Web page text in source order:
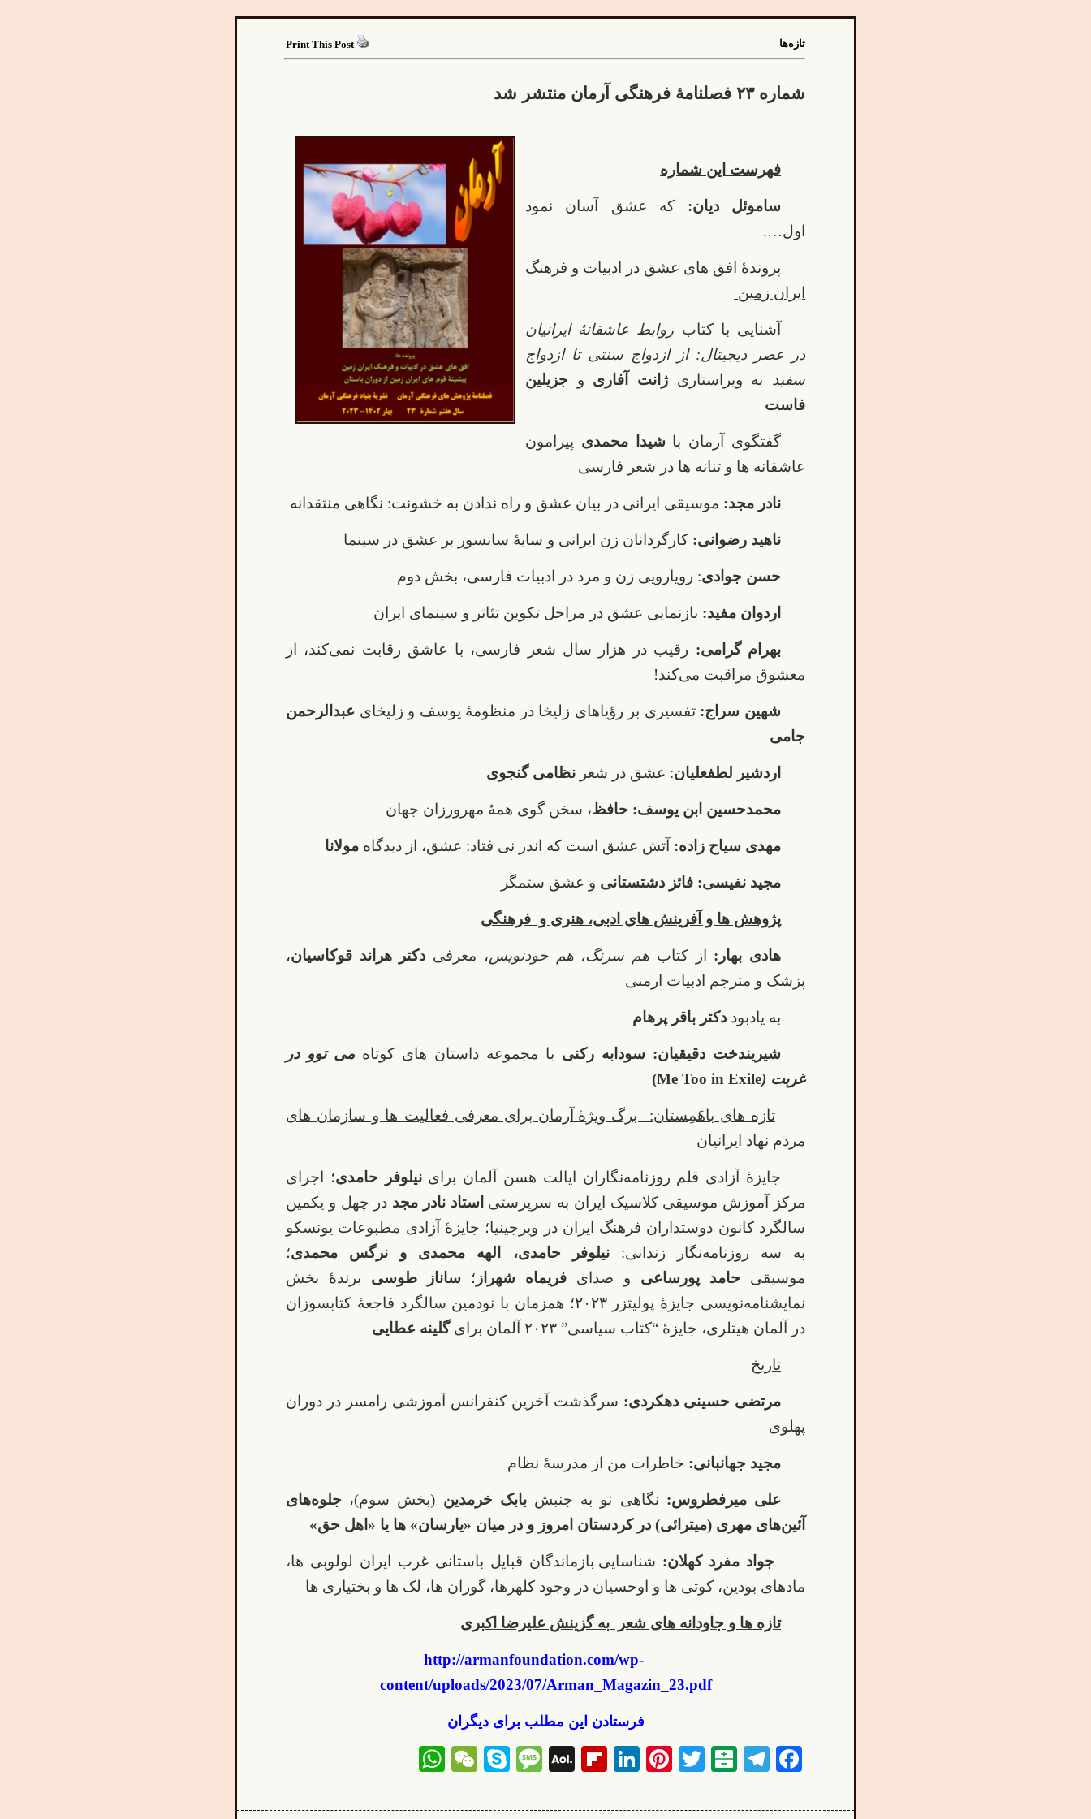
Print This Post تازه‌ها
شماره ۲۳ فصلنامۀ فرهنگی آرمان منتشر شد
فهرست این شماره
ساموئل دیان:
که عشق آسان نمود
اول….
پروندۀ افق های عشق در ادبیات و فرهنگ
ایران زمین
آشنایی با کتاب روابط عاشقانۀ ایرانیان
در عصر دیجیتال: از ازدواج سنتی تا ازدواج
سفید به ویراستاری ژانت آفاری و جزیلین
فاست
گفتگوی آرمان با شیدا محمدی پیرامون
عاشقانه ها و تنانه ها در شعر فارسی
نادر مجد: موسیقی ایرانی در بیان عشق و راه ندادن به خشونت: نگاهی منتقدانه
ناهید رضوانی: کارگردانان زن ایرانی و سایۀ سانسور بر عشق در سینما
حسن جوادی: رویارویی زن و مرد در ادبیات فارسی، بخش دوم
اردوان مفید: بازنمایی عشق در مراحل تکوین تئاتر و سینمای ایران
بهرام گرامی: رقیب در هزار سال شعر فارسی، با عاشق رقابت نمی‌کند، از
معشوق مراقبت می‌کند!
شهین سراج:تفسیری بر رؤیاهای زلیخا در منظومۀ یوسف و زلیخای عبدالرحمن
جامی
اردشیر لطفعلیان: عشق در شعر نظامی گنجوی
محمدحسین ابن یوسف: حافظ، سخن گوی همۀ مهرورزان جهان
مهدی سیاح زاده: آتش عشق است که اندر نی فتاد: عشق، از دیدگاه مولانا
مجید نفیسی: فائز دشتستانی و عشق ستمگر
پژوهش ها و آفرینش های ادبی، هنری و فرهنگی
هادی بهار: از کتاب هم سرنگ، هم خودنویس، معرفی دکتر هراند قوکاسیان،
پزشک و مترجم ادبیات ارمنی
به یادبود دکتر باقر پرهام
شیریندخت دقیقیان: سودابه رکنی با مجموعه داستان های کوتاه می توو در
غربت (Me Too in Exile
)
تازه های باهَمِستان: برگ ویژ ۀ آرمان برای معرفی فعالیت ها و سازمان های
مردم نهاد ایرانیان
جایزۀ آزادی قلم روزنامه‌نگاران ایالت هسن آلمان براینیلوفر حامدی؛ اجرای
مرکز آموزش موسیقی کلاسیک ایران به سرپرستی استاد نادر مجد در چهل و یکمین
سالگرد کانون دوستداران فرهنگ ایران در ویرجینیا؛ جایزۀ آزادی مطبوعات یونسکو
به سه روزنامه‌نگار زندانی:نیلوفر حامدی، الهه محمدی و نرگس محمدی؛
موسیقی حامد پورساعی و صدای فریماه شهراز ؛ ساناز طوسی برندۀ بخش
نمایشنامه‌نویسی جایزۀ پولیتزر ۲۰۲۳؛ همزمان با نودمین سالگرد فاجعۀ کتابسوزان
در آلمان هیتلری، جایزۀ “کتاب سیاسی” ۲۰۲۳ آلمان برای
گلینه عطایی
تاریخ
مرتضی حسینی دهکردی: سرگذشت آخرین کنفرانس آموزشی رامسر در دوران
پهلوی
مجید جهانبانی: خاطرات من از مدرسۀ نظام
علی میرفطروس: نگاهی نو به جنبشبابک خرمدین (بخش سوم)، جلوه‌های
آئین‌های مهری (میترائی) در کردستان امروز و در میان «یارسان»‌ ها یا «اهل حق»
جواد مفرد کهلان: شناسایی بازماندگان قبایل باستانی غرب ایران لولوبی ها،
مادهای بودین، کوتی ها و اوخسیان در وجود کلهرها، گوران ها، لک ها و بختیاری ها
تازه ها و جاودانه های شعر به گزینش علیرضا اکبری
http://armanfoundation.com/wp-
content/uploads/2023/07/Arman_Magazin_23.pdf
فرستادن این مطلب برای دیگران
Facebook
Telegram
Balatarin
Twitter
Pinterest
LinkedIn
Flipboard
AOL
Message
Skype
WeChat